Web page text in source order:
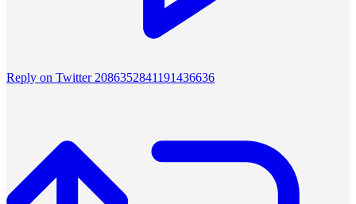
Reply on Twitter 2086352841191436636